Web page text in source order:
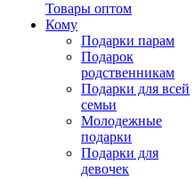
Товары оптом
Кому
Подарки парам
Подарок
родственникам
Подарки для всей
семьи
Молодежные
подарки
Подарки для
девочек